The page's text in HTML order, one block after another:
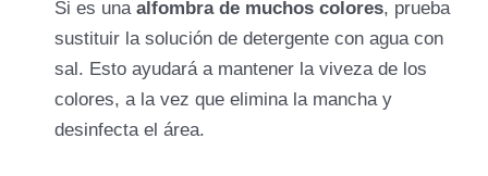
Si es una alfombra de muchos colores, prueba
sustituir la solución de detergente con agua con
sal. Esto ayudará a mantener la viveza de los
colores, a la vez que elimina la mancha y
desinfecta el área.